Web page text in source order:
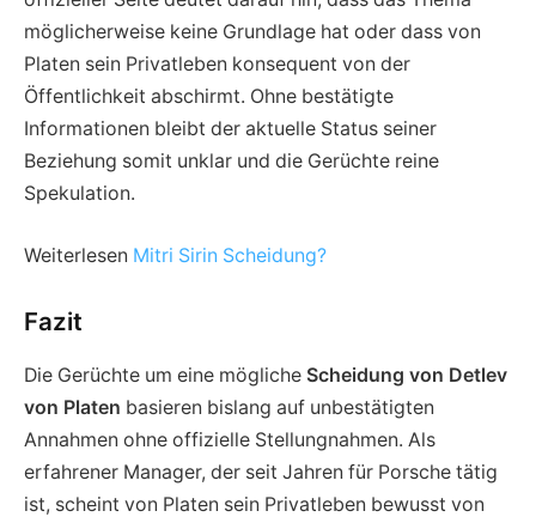
möglicherweise keine Grundlage hat oder dass von
Platen sein Privatleben konsequent von der
Öffentlichkeit abschirmt. Ohne bestätigte
Informationen bleibt der aktuelle Status seiner
Beziehung somit unklar und die Gerüchte reine
Spekulation.
Weiterlesen Mitri Sirin Scheidung?
Fazit
Die Gerüchte um eine mögliche Scheidung von Detlev
von Platen basieren bislang auf unbestätigten
Annahmen ohne offizielle Stellungnahmen. Als
erfahrener Manager, der seit Jahren für Porsche tätig
ist, scheint von Platen sein Privatleben bewusst von